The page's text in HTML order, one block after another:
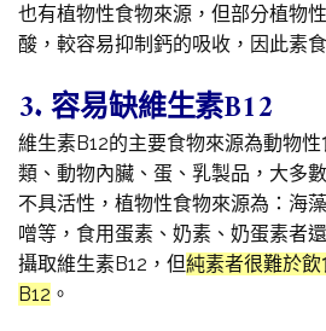
也有植物性食物來源，但部分植物
酸，較容易抑制鈣的吸收，因此素
3. 容易缺維生素B12
維生素B12的主要食物來源為動物
類、動物內臟、蛋、乳製品，大多
不具活性，植物性食物來源為：海
噌等，食用蛋素、奶素、奶蛋素者
攝取維生素B12，但純素者很難於
B12 。